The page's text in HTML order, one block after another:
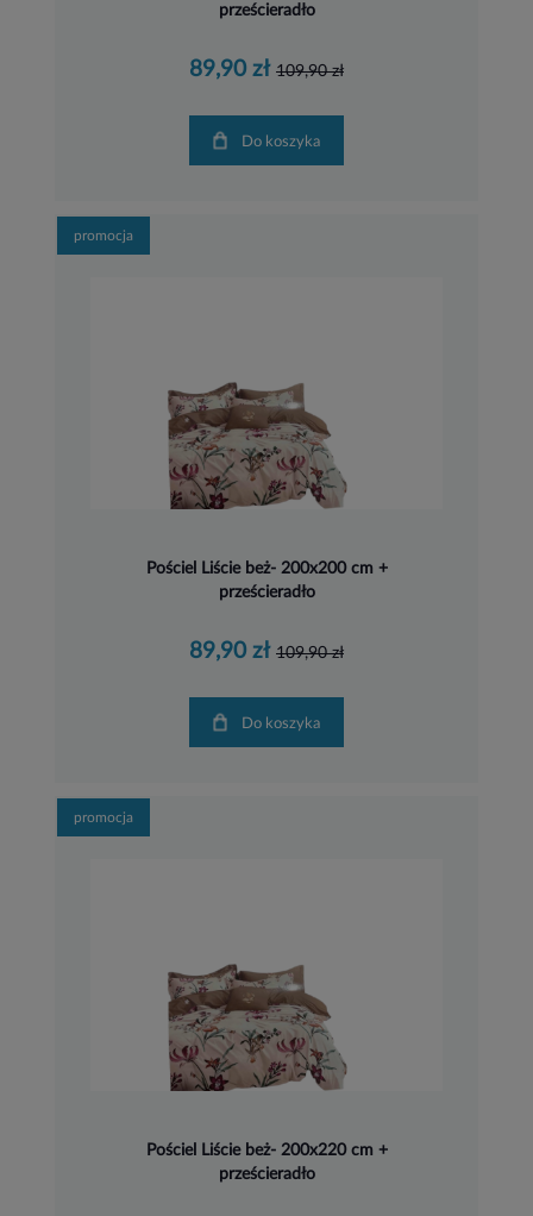
prześcieradło
89,90 zł 109,90 zł
Do koszyka
Pościel Liście beż- 200x200 cm +
prześcieradło
89,90 zł 109,90 zł
Do koszyka
promocja
Pościel Liście beż- 200x220 cm +
prześcieradło
promocja